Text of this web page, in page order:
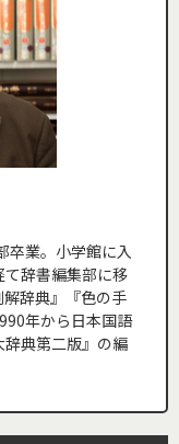
卒業。小学館に入
辞書編集部に移
辞典』『色の手
年から日本国語
典第二版』の編